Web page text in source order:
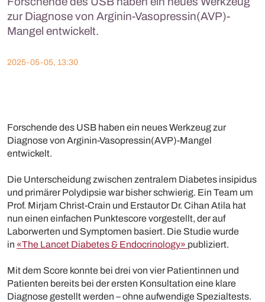
zur Diagnose von Arginin-Vasopressin(AVP)-
Mangel entwickelt.
2025-05-05, 13:30
Forschende des USB haben ein neues Werkzeug zur
Diagnose von Arginin-Vasopressin(AVP)-Mangel
entwickelt.
Die Unterscheidung zwischen zentralem Diabetes insipidus
und primärer Polydipsie war bisher schwierig. Ein Team um
Prof. Mirjam Christ-Crain und Erstautor Dr. Cihan Atila hat
nun einen einfachen Punktescore vorgestellt, der auf
Laborwerten und Symptomen basiert. Die Studie wurde
in «The Lancet Diabetes & Endocrinology» publiziert.
Mit dem Score konnte bei drei von vier Patientinnen und
Patienten bereits bei der ersten Konsultation eine klare
Diagnose gestellt werden – ohne aufwendige Spezialtests.